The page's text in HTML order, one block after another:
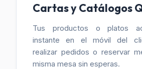
Cartas y Catálogos
Tus productos o platos
instante en el móvil del
realizar pedidos o reservar
misma mesa sin esperas.